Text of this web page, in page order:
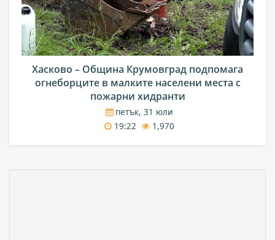
Хасково – Община Крумовград подпомага
огнеборците в малките населени места с
пожарни хидранти
петък, 31 юли
19:22
1,970